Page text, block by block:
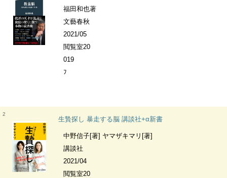
福田和也著
文藝春秋
2021/05
閲覧室20
019
ﾌ
2
生贄探し 暴走する脳 講談社+α新書
中野信子[著] ヤマザキマリ[著]
講談社
2021/04
閲覧室20